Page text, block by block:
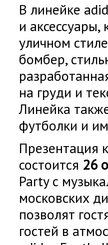
В линейке
и
уличном
бомбер,
на груди и
Линейка
футболки и
Презентация
состоится 26
Party с
московских
позволят
гостей в